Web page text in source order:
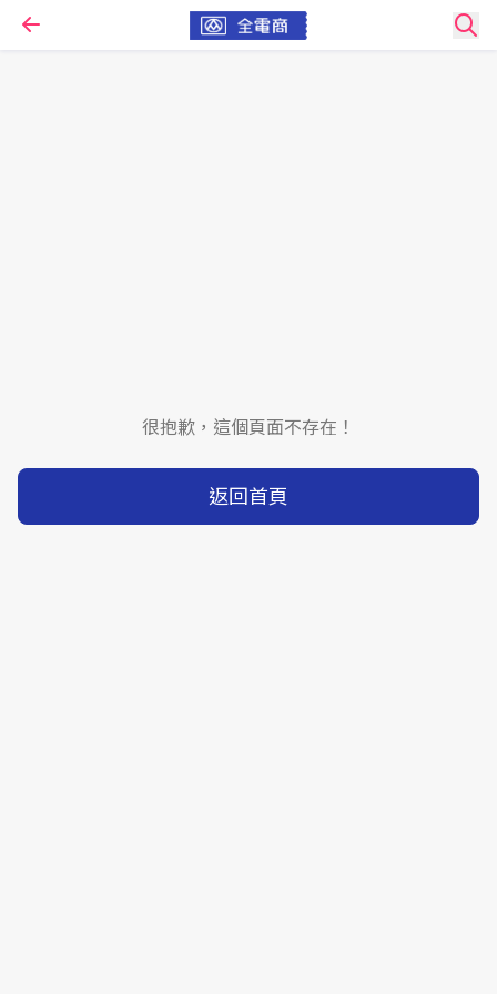
很抱歉，這個頁面不存在！
返回首頁